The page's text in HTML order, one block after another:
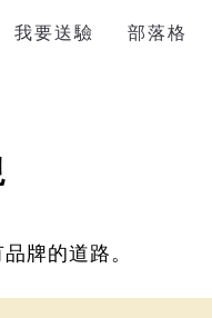
我要送驗 部落格
牌的道路。